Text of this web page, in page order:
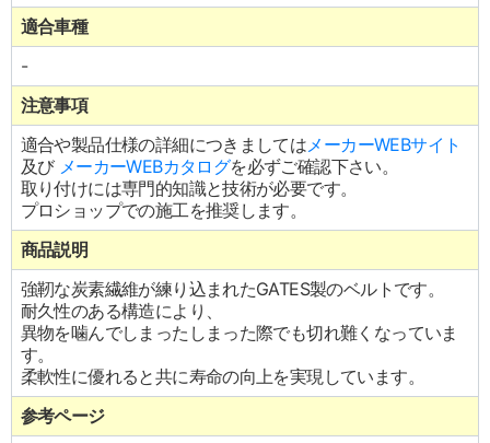
適合車種
-
注意事項
適合や製品仕様の詳細につきましてはメーカーWEBサイト
及び メーカーWEBカタログを必ずご確認下さい。
取り付けには専門的知識と技術が必要です。
プロショップでの施工を推奨します。
商品説明
強靭な炭素繊維が練り込まれたGATES製のベルトです。
耐久性のある構造により、
異物を噛んでしまったしまった際でも切れ難くなっていま
す。
柔軟性に優れると共に寿命の向上を実現しています。
参考ページ